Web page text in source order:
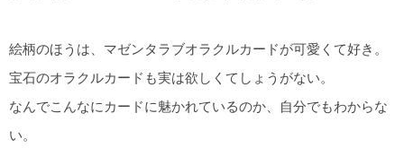
絵柄のほうは、マゼンタラブオラクルカードが可愛くて好き。
宝石のオラクルカードも実は欲しくてしょうがない。
なんでこんなにカードに魅かれているのか、自分でもわからな
い。